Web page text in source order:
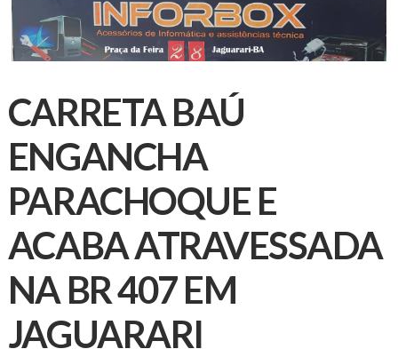
CARRETA BAÚ
ENGANCHA
PARACHOQUE E
ACABA ATRAVESSADA
NA BR 407 EM
JAGUARARI